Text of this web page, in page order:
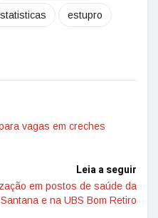
estupro
vagas em creches
Leia a seguir
em postos de saúde da
e na UBS Bom Retiro